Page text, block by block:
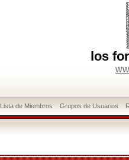
los
Lista de Miembros Grupos de Usuarios